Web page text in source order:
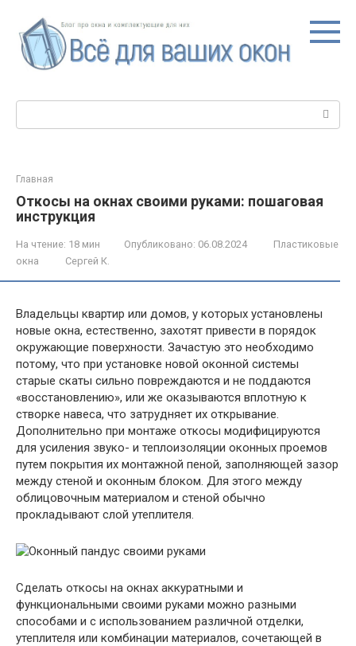
контенту
Главная
Откосы на окнах своими руками: пошаговая
инструкция
На чтение: 18 мин Опубликовано: 06.08.2024
Пластиковые
окна
Сергей К.
Владельцы квартир или домов, у которых установлены
новые окна, естественно, захотят привести в порядок
окружающие поверхности. Зачастую это необходимо
потому, что при установке новой оконной системы
старые скаты сильно повреждаются и не поддаются
«восстановлению», или же оказываются вплотную к
створке навеса, что затрудняет их открывание.
Дополнительно при монтаже откосы модифицируются
для усиления звуко- и теплоизоляции оконных проемов
путем покрытия их монтажной пеной, заполняющей зазор
между стеной и оконным блоком. Для этого между
облицовочным материалом и стеной обычно
прокладывают слой утеплителя.
Сделать откосы на окнах аккуратными и
функциональными своими руками можно разными
способами и с использованием различной отделки,
утеплителя или комбинации материалов, сочетающей в